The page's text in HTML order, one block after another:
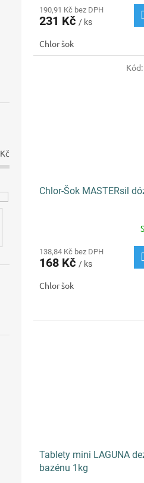
Kč
190,91 Kč bez DPH
231 Kč / ks
Chlor šok
Chlor-Šok MASTERsil
138,84 Kč bez DPH
168 Kč / ks
Chlor šok
Kód:
Tablety mini LAGUNA
bazénu 1kg